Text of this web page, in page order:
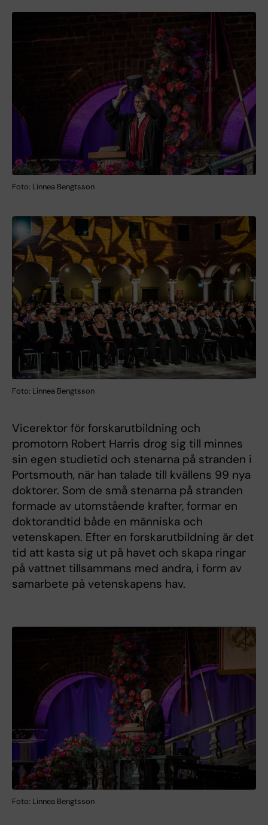
Foto: Linnea Bengtsson
Foto: Linnea Bengtsson
Vicerektor för forskarutbildning och
promotorn Robert Harris drog sig till minnes
sin egen studietid och stenarna på stranden i
Portsmouth, när han talade till kvällens 99 nya
doktorer. Som de små stenarna på stranden
formade av utomstående krafter, formar en
doktorandtid både en människa och
vetenskapen. Efter en forskarutbildning är det
tid att kasta sig ut på havet och skapa ringar
på vattnet tillsammans med andra, i form av
samarbete på vetenskapens hav.
Foto: Linnea Bengtsson